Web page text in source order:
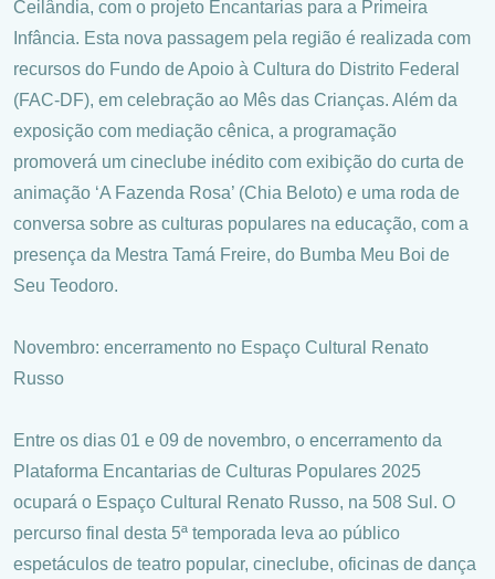
Ceilândia, com o projeto Encantarias para a Primeira
Infância. Esta nova passagem pela região é realizada com
recursos do Fundo de Apoio à Cultura do Distrito Federal
(FAC-DF), em celebração ao Mês das Crianças. Além da
exposição com mediação cênica, a programação
promoverá um cineclube inédito com exibição do curta de
animação ‘A Fazenda Rosa’ (Chia Beloto) e uma roda de
conversa sobre as culturas populares na educação, com a
presença da Mestra Tamá Freire, do Bumba Meu Boi de
Seu Teodoro.
Novembro: encerramento no Espaço Cultural Renato
Russo
Entre os dias 01 e 09 de novembro, o encerramento da
Plataforma Encantarias de Culturas Populares 2025
ocupará o Espaço Cultural Renato Russo, na 508 Sul. O
percurso final desta 5ª temporada leva ao público
espetáculos de teatro popular, cineclube, oficinas de dança